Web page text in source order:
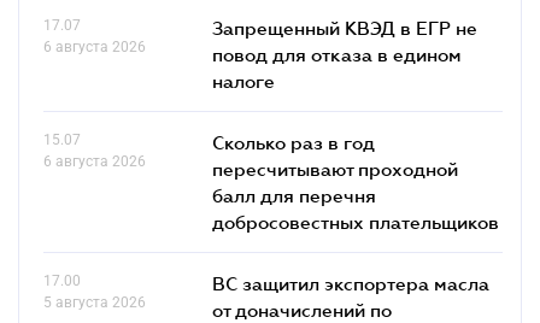
17.07
6 августа 2026
Запрещенный КВЭД в ЕГР не
повод для отказа в едином
налоге
15.07
6 августа 2026
Сколько раз в год
пересчитывают проходной
балл для перечня
добросовестных плательщиков
17.00
5 августа 2026
ВС защитил экспортера масла
от доначислений по